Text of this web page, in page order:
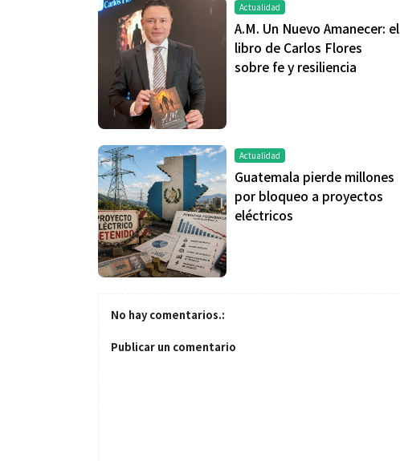
Actualidad
A.M. Un Nuevo Amanecer: el
libro de Carlos Flores
sobre fe y resiliencia
Actualidad
Guatemala pierde millones
por bloqueo a proyectos
eléctricos
No hay comentarios.:
Publicar un comentario